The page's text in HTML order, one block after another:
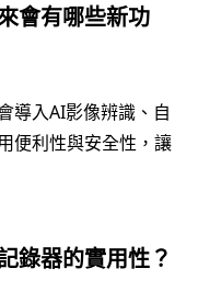
會有哪些新功
導入AI影像辨識、自
便利性與安全性，讓
錄器的實用性？